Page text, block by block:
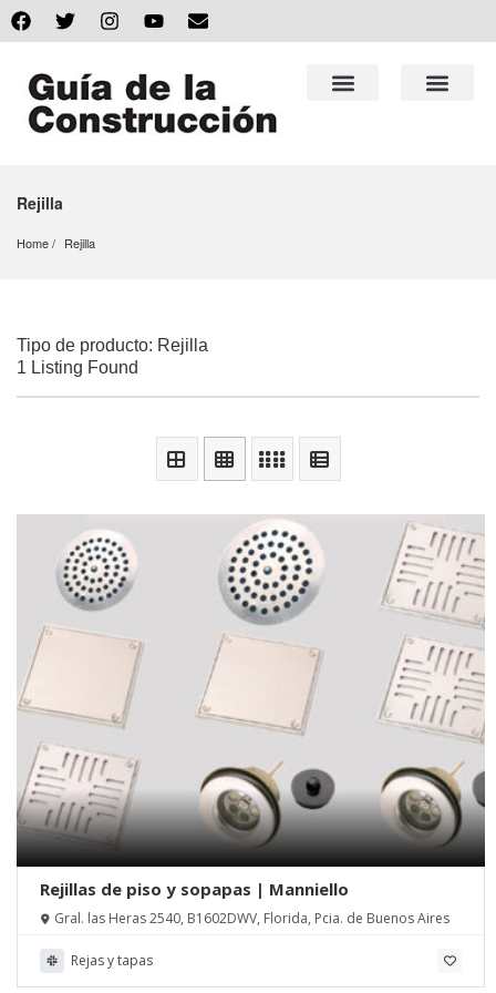
Rejilla
Home Rejilla
Tipo de producto: Rejilla
1 Listing Found
Rejillas de piso y sopapas | Manniello
Gral. las Heras 2540, B1602DWV, Florida, Pcia. de Buenos Aires
Rejas y tapas